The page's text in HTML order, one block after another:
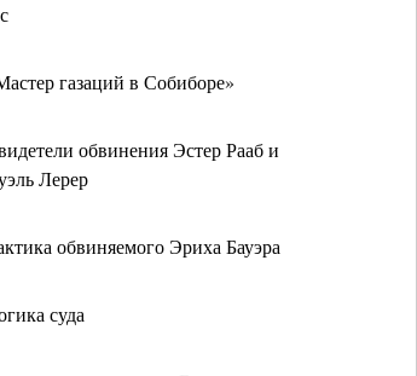
газаций в Собиборе»
обвинения Эстер Рааб и
Лерер
обвиняемого Эриха Бауэра
суда